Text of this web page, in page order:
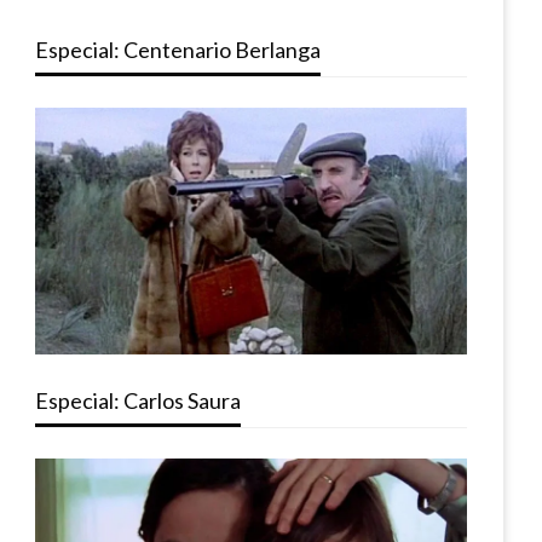
Especial: Centenario Berlanga
Especial: Carlos Saura